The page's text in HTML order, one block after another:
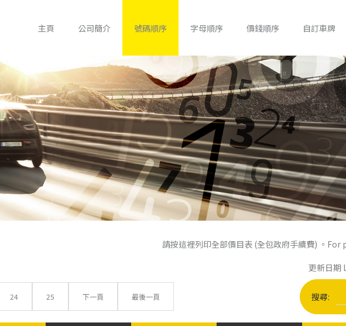
主頁 公司簡介 號碼順序 字母順序 價錢順序 自訂車牌
請按這裡列印全部價目表 (全包政府手續費) 。
更新日期
24 25 下一頁 最後一頁 搜尋: